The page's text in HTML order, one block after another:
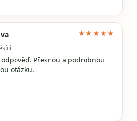
★★★★★
Přesnou a podrobnou
otázku.